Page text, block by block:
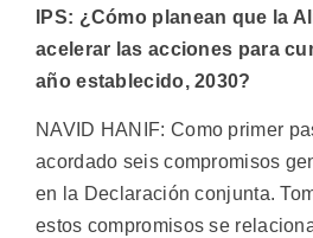
IPS: ¿Cómo planean que la
acelerar las acciones para
año establecido, 2030?
NAVID HANIF: Como primer
acordado seis compromisos
en la Declaración conjunta.
estos compromisos se